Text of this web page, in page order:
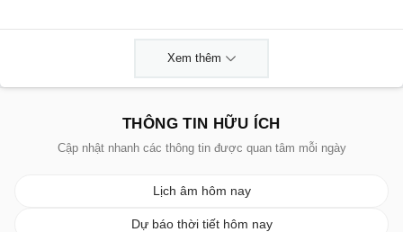
Xem thêm
THÔNG TIN HỮU ÍCH
Cập nhật nhanh các thông tin được quan tâm mỗi ngày
Lịch âm hôm nay
Dự báo thời tiết hôm nay